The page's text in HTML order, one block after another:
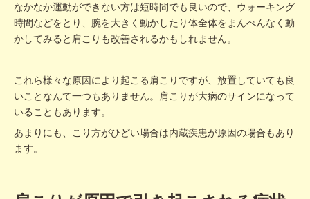
なかなか運動ができない方は短時間でも良いので、ウォーキング
時間などをとり、腕を大きく動かしたり体全体をまんべんなく動
かしてみると肩こりも改善されるかもしれません。
これら様々な原因により起こる肩こりですが、放置していても良
いことなんて一つもありません。肩こりが大病のサインになって
いることもあります。
あまりにも、こり方がひどい場合は内蔵疾患が原因の場合もあり
ます。